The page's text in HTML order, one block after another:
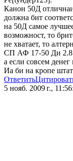
Канон 50Д
должна бит
на 50Д самое
возможност, то
не xватает, то
СП АФ 17-50 Ди 2.8
а если совсем
Иа би на кропе
Ответить
5 нояб. 2009 г.,